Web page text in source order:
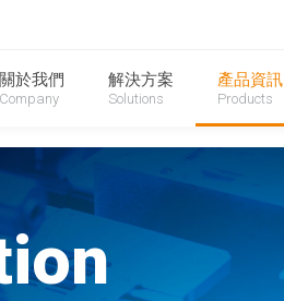
關於我們
Company
解決方案
Solutions
產品資訊
Products